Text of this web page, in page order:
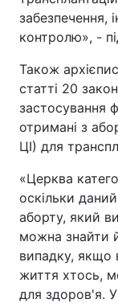
забезпечення,
контролю», -
Також
статті 20
застосування
отримані з
ЦІ) для
«Церква
оскільки
аборту, який
можна знайти
випадку, якщо
життя хтось,
для здоров'я. У